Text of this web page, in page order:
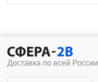
Доставка по всей России